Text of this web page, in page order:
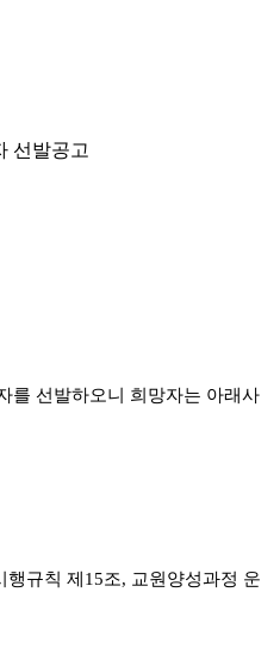
선발공고
를 선발하오니 희망자는 아래사
행규칙 제15조, 교원양성과정 운